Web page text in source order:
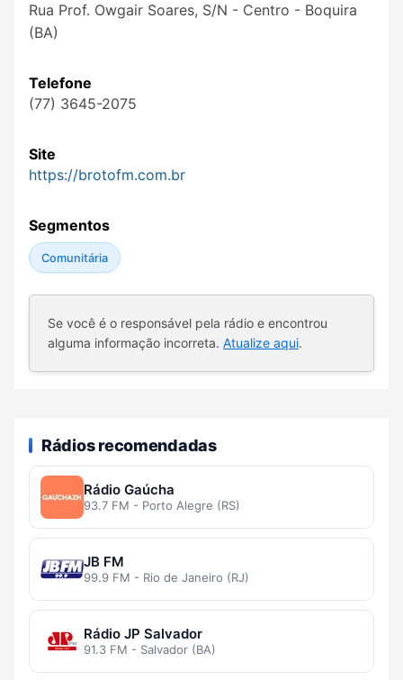
Rua Prof. Owgair Soares, S/N - Centro - Boquira
(BA)
Telefone
(77) 3645-2075
Site
https://brotofm.com.br
Segmentos
Comunitária
Se você é o responsável pela rádio e encontrou
alguma informação incorreta. Atualize aqui.
Rádios recomendadas
Rádio Gaúcha
93.7 FM - Porto Alegre (RS)
JB FM
99.9 FM - Rio de Janeiro (RJ)
Rádio JP Salvador
91.3 FM - Salvador (BA)